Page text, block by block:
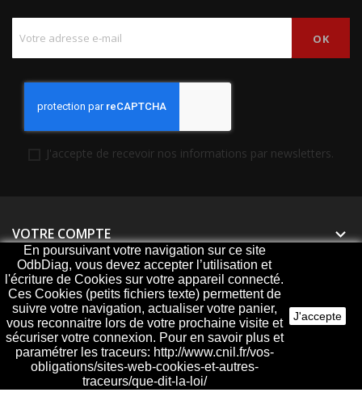
J'accepte de recevoir nos informations par newsletters.
VOTRE COMPTE 
PRODUITS
NOTRE SOCIÉTÉ 
En poursuivant votre navigation sur ce site
OdbDiag, vous devez accepter l’utilisation et
l'écriture de Cookies sur votre appareil connecté.
Ces Cookies (petits fichiers texte) permettent de
suivre votre navigation, actualiser votre panier,
vous reconnaitre lors de votre prochaine visite et
sécuriser votre connexion. Pour en savoir plus et
paramétrer les traceurs: http://www.cnil.fr/vos-
obligations/sites-web-cookies-et-autres-
traceurs/que-dit-la-loi/
J'accepte
© 2026 - ODBDiag, votre spécialiste diagnostique